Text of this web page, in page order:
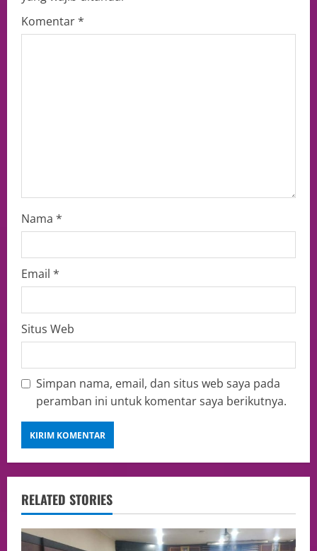
Komentar*
Nama *
Email *
Situs Web
Simpan nama, email, dan situs web saya pada
peramban ini untuk komentar saya berikutnya.
RELATED STORIES